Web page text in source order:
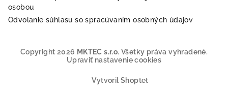
osobou
Odvolanie súhlasu so spracúvaním osobných údajov
Copyright 2026 MKTEC s.r.o. Všetky práva vyhradené.
Upraviť nastavenie cookies
Vytvoril Shoptet